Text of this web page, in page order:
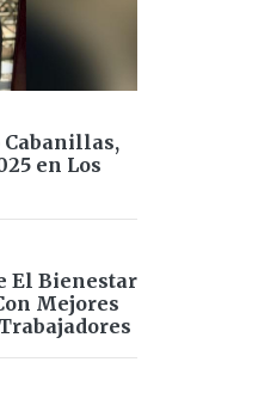
en Los
El Bienestar
Mejores